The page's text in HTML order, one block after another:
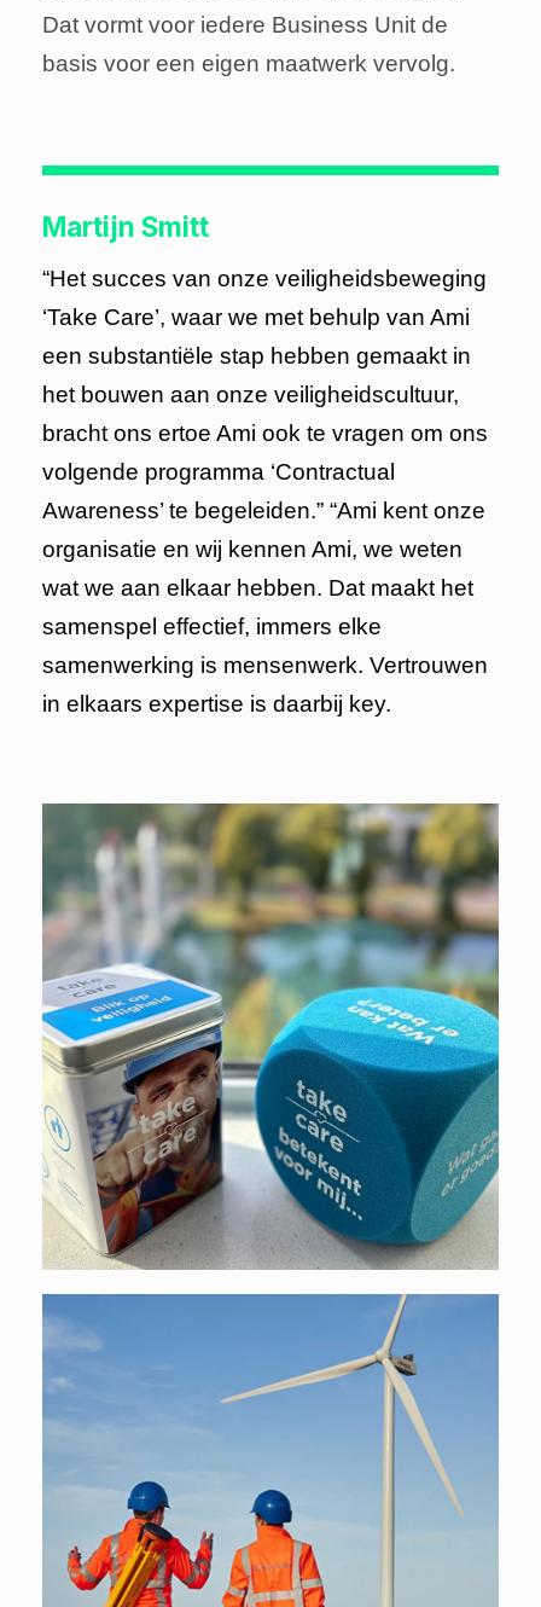
Dat vormt voor iedere Business Unit de
basis voor een eigen maatwerk vervolg.
Martijn Smitt
“Het succes van onze veiligheidsbeweging
‘Take Care’, waar we met behulp van Ami
een substantiële stap hebben gemaakt in
het bouwen aan onze veiligheidscultuur,
bracht ons ertoe Ami ook te vragen om ons
volgende programma ‘Contractual
Awareness’ te begeleiden.” “Ami kent onze
organisatie en wij kennen Ami, we weten
wat we aan elkaar hebben. Dat maakt het
samenspel effectief, immers elke
samenwerking is mensenwerk. Vertrouwen
in elkaars expertise is daarbij key.